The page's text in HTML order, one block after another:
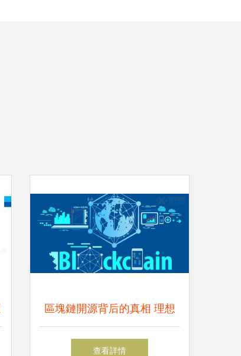
區塊鏈開源背后的真相 理想
與現實的距離
查看詳情